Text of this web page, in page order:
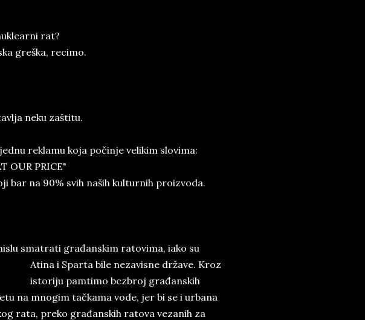
rat?
greška, recimo.
neku zaštitu.
reklamu koja počinje velikim slovima:
OUR PRICE"
bar na 90% svih naših kulturnih proizvoda.
smatrati građanskim ratovima, iako su
Atina i Sparta bile nezavisne države. Kroz
istoriju pamtimo bezbroj građanskih
na mnogim tačkama vode, jer bi se i urbana
rata, preko građanskih ratova vezanih za